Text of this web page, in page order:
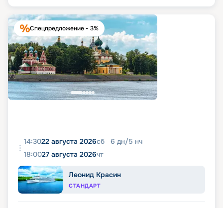
Спецпредложение - 3%
14:3022 августа 2026сб 6 дн/5 нч
18:0027 августа 2026чт
Леонид Красин
СТАНДАРТ